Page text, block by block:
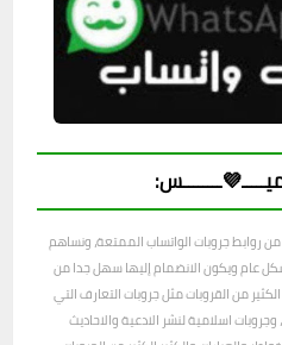
روابط جروبات الواتساب الممتعة، ونساهم
عام ويكون الانضمام إليها سهل جدا من
من القروبات مثل جروبات التعارف التي
اسلامية لنشر الادعية والاحاديث